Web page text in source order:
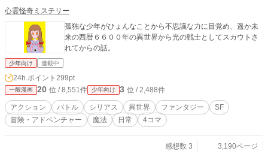
心霊怪奇ミステリー
孤独な少年がひょんなことから不思議な力に目覚め、遥か未
来の西暦６６００年の異世界から光の戦士としてスカウトさ
れてからの話。
少年向け 連載中
24h.ポイント 299pt
一般漫画 20 位 / 8,551件 少年向け 3 位 / 2,488件
アクション バトル シリアス 異世界 ファンタジー
SF
冒険・アドベンチャー
魔法 日常 4コマ
感想数 3
3,190ページ